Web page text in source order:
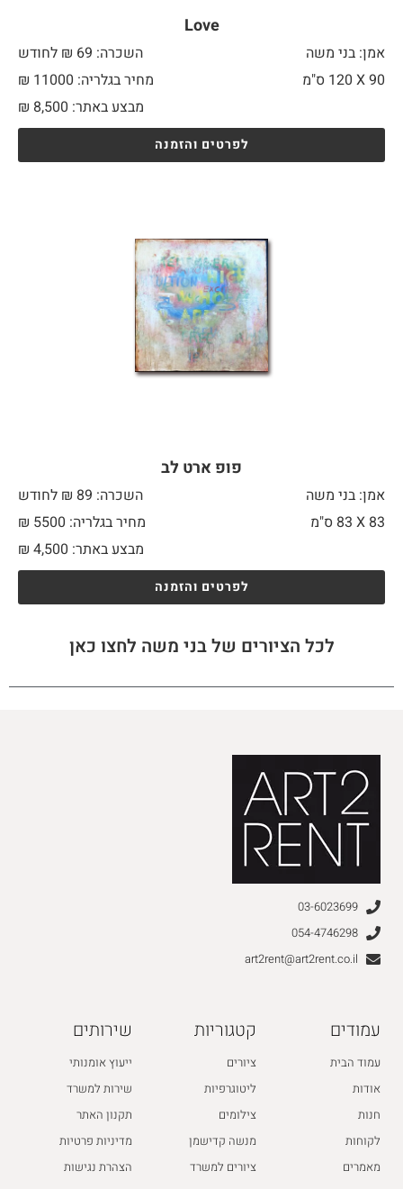
Love
אמן: בני משה
השכרה: 69 ₪ לחודש
90 X
מחיר בגלריה: 11000 ₪
מבצע באתר:
₪ 8,500
לפרטים והזמנה
פופ ארט לב
אמן: בני משה
השכרה: 89 ₪ לחודש
83 X
מחיר בגלריה: 5500 ₪
מבצע באתר:
₪ 4,500
לפרטים והזמנה
לכל הציורים של בני משה לחצו כאן
03-6023699
054-4746298
art2rent@art2rent.co.il
עמודים
עמוד הבית
אודות
חנות
לקוחות
מאמרים
קטגוריות
ציורים
ליטוגרפיות
צילומים
מנשה קדישמן
ציורים למשרד
שירותים
ייעוץ אומנותי
שירות למשרד
תקנון האתר
מדיניות פרטיות
הצהרת נגישות